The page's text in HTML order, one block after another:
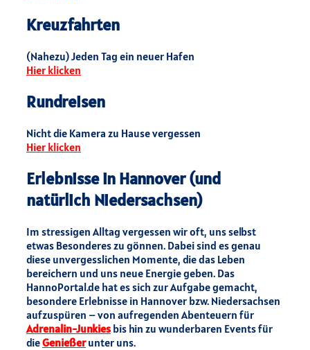
Kreuzfahrten
(Nahezu) Jeden Tag ein neuer Hafen
Hier klicken
Rundreisen
Nicht die Kamera zu Hause vergessen
Hier klicken
Erlebnisse in Hannover (und
natürlich Niedersachsen)
Im stressigen Alltag vergessen wir oft, uns selbst
etwas Besonderes zu gönnen. Dabei sind es genau
diese unvergesslichen Momente, die das Leben
bereichern und uns neue Energie geben. Das
HannoPortal.de hat es sich zur Aufgabe gemacht,
besondere Erlebnisse in Hannover bzw. Niedersachsen
aufzuspüren – von aufregenden Abenteuern für
Adrenalin-Junkies bis hin zu wunderbaren Events für
dieGenießerunter uns.